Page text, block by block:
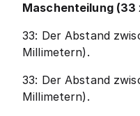
Maschenteilung (33
33: Der Abstand
Millimetern).
33: Der Abstand
Millimetern).